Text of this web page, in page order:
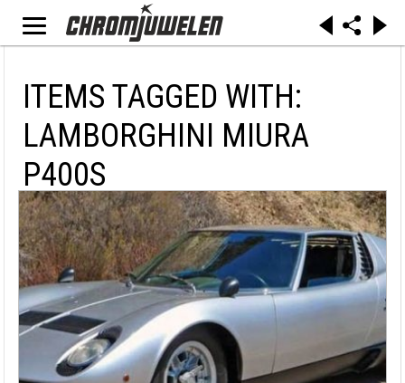
ITEMS TAGGED WITH:
LAMBORGHINI MIURA
P400S